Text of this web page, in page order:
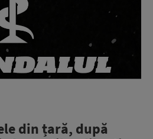
din țară, după